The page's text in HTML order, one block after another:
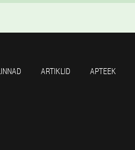
ARTIKLID APTEEK